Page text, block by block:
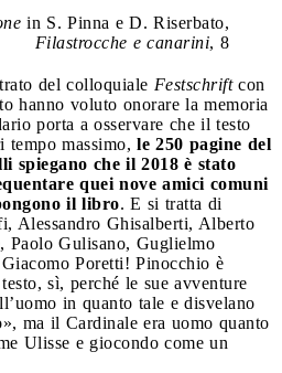
in S. Pinna e D. Riserbato,
Filastrocche e canarini, 8
del colloquiale Festschriftcon
hanno voluto onorare la memoria
porta a osservare che il testo
massimo, le 250 pagine del
spiegano che il 2018 è stato
quei nove amici comuni
il libro. E si tratta di
Alessandro Ghisalberti, Alberto
Paolo Gulisano, Guglielmo
Poretti! Pinocchio è
sì, perché le sue avventure
in quanto tale e disvelano
ma il Cardinale era uomo quanto
Ulisse e giocondo come un